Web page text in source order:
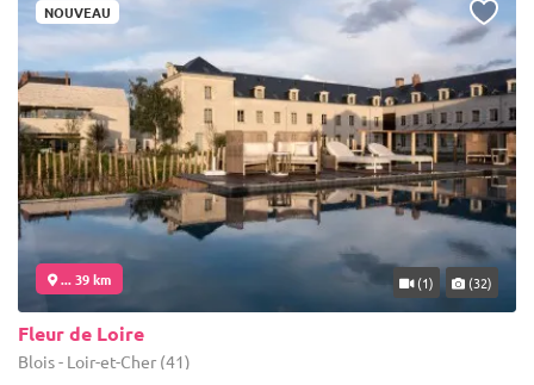
NOUVEAU
... 39 km (1) (32)
Fleur de Loire
Blois - Loir-et-Cher (41)